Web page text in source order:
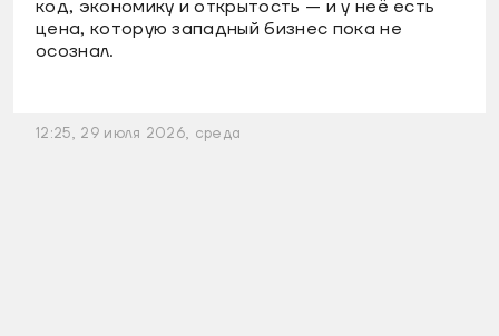
код, экономику и открытость — и у неё есть
цена, которую западный бизнес пока не
осознал.
12:25, 29 июля 2026, среда